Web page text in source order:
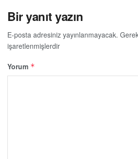
Bir yanıt yazın
E-posta adresiniz yayınlanmayacak.
işaretlenmişlerdir
Yorum *